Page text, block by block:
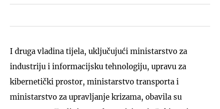
I druga vladina tijela, uključujući ministarstvo za
industriju i informacijsku tehnologiju, upravu za
kibernetički prostor, ministarstvo transporta i
ministarstvo za upravljanje krizama, obavila su